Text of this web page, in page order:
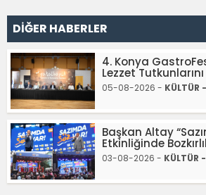
DİĞER HABERLER
4. Konya
Lezzet
05-08-2026 - KÜLTÜR
Başkan Altay
Etkinliğinde
03-08-2026 - KÜLTÜR